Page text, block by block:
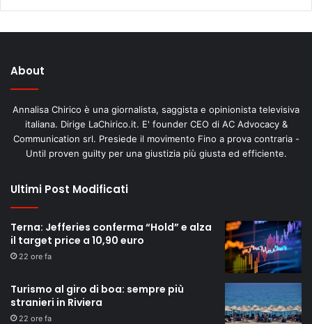
About
Annalisa Chirico è una giornalista, saggista e opinionista televisiva
italiana. Dirige LaChirico.it. E' founder CEO di AC Advocacy &
Communication srl. Presiede il movimento Fino a prova contraria -
Until proven guilty per una giustizia più giusta ed efficiente.
Ultimi Post Modificati
Terna: Jefferies conferma “Hold” e alza
il target price a 10,90 euro
22 ore fa
Turismo al giro di boa: sempre più
stranieri in Riviera
22 ore fa